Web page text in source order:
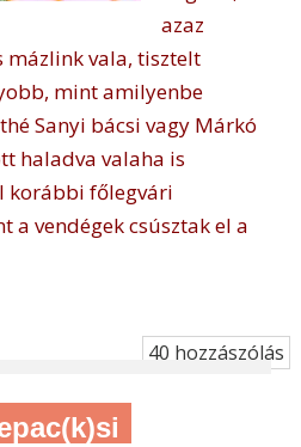
azaz
mázlink vala, tisztelt
mint amilyenbe
Sanyi bácsi vagy Márkó
haladva valaha is
korábbi főlegvári
a vendégek csúsztak el a
40 hozzászólás